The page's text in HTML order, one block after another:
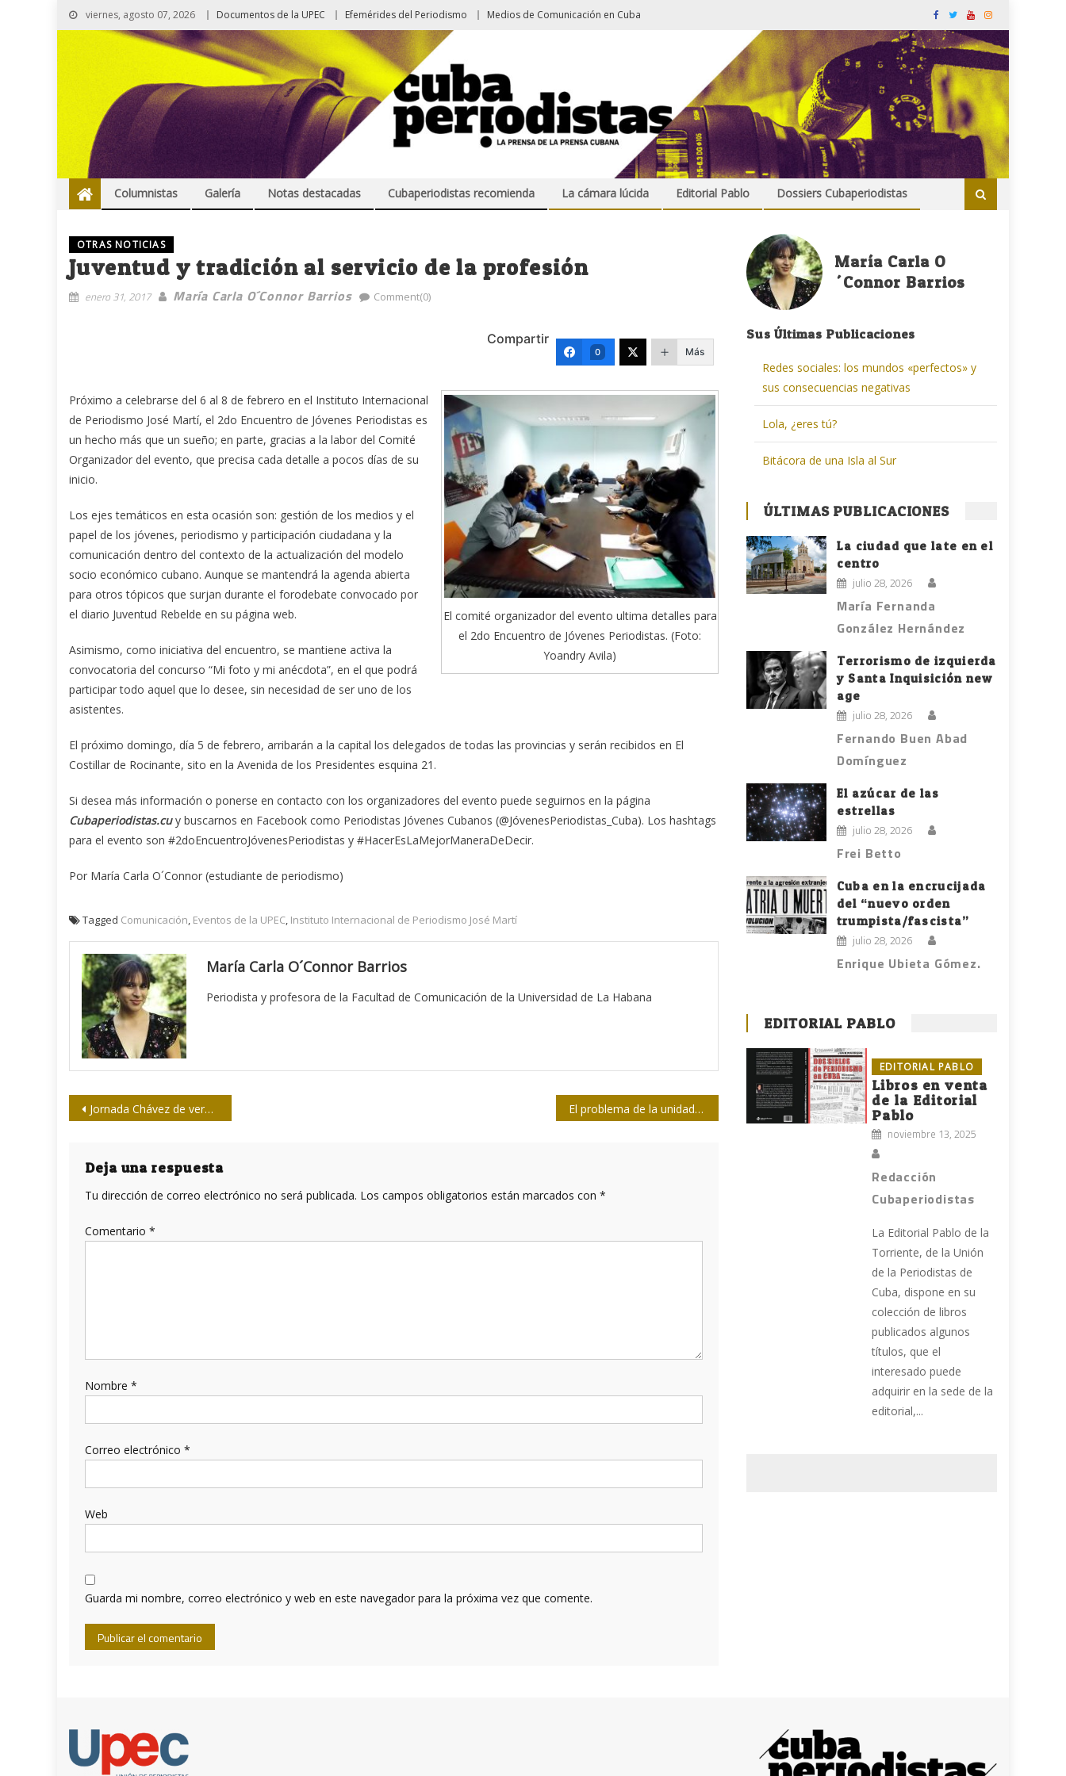
viernes, agosto 07, 2026 Documentos de la UPEC Efemérides del Periodismo Medios de Comunicación en Cuba
Columnistas Galería Notas destacadas Cubaperiodistas recomienda La cámara lúcida Editorial Pablo Dossiers Cubaperiodistas
OTRAS NOTICIAS
Juventud y tradición al servicio de la profesión
enero 31, 2017 María Carla O´Connor Barrios Comment(0)
Compartir
0 Más
El comité organizador del evento ultima detalles para
el 2do Encuentro de Jóvenes Periodistas. (Foto:
Yoandry Avila)
Próximo a celebrarse del 6 al 8 de febrero en el Instituto Internacional
de Periodismo José Martí, el 2do Encuentro de Jóvenes Periodistas es
un hecho más que un sueño; en parte, gracias a la labor del Comité
Organizador del evento, que precisa cada detalle a pocos días de su
inicio.
Los ejes temáticos en esta ocasión son: gestión de los medios y el
papel de los jóvenes, periodismo y participación ciudadana y la
comunicación dentro del contexto de la actualización del modelo
socio económico cubano. Aunque se mantendrá la agenda abierta
para otros tópicos que surjan durante el forodebate convocado por
el diario Juventud Rebelde en su página web.
Asimismo, como iniciativa del encuentro, se mantiene activa la
convocatoria del concurso “Mi foto y mi anécdota”, en el que podrá
participar todo aquel que lo desee, sin necesidad de ser uno de los
asistentes.
El próximo domingo, día 5 de febrero, arribarán a la capital los delegados de todas las provincias y serán recibidos en El
Costillar de Rocinante, sito en la Avenida de los Presidentes esquina 21.
Si desea más información o ponerse en contacto con los organizadores del evento puede seguirnos en la página
Cubaperiodistas.cuy buscarnos en Facebook como Periodistas Jóvenes Cubanos (@JóvenesPeriodistas_Cuba). Los hashtags
para el evento son #2doEncuentroJóvenesPeriodistas y #HacerEsLaMejorManeraDeDecir.
Por María Carla O´Connor (estudiante de periodismo)
Tagged Comunicación, Eventos de la UPEC, Instituto Internacional de Periodismo José Martí
María Carla O´Connor Barrios
Periodista y profesora de la Facultad de Comunicación de la Universidad de La Habana
Navegación
entradas
Jornada Chávez de verdad El problema de la unidad en comunicación emancipadora
Deja una respuesta
Tu dirección de correo electrónico no será publicada. Los campos obligatorios están marcados con *
Comentario *
Nombre *
Correo electrónico *
Web
Guarda mi nombre, correo electrónico y web en este navegador para la próxima vez que comente.
María Carla O
´Connor Barrios
Sus Últimas Publicaciones
Redes sociales: los mundos «perfectos» y
sus consecuencias negativas
Lola, ¿eres tú?
Bitácora de una Isla al Sur
ÚLTIMAS PUBLICACIONES
La ciudad que late en el
centro
julio 28, 2026
María Fernanda
González Hernández
Terrorismo de izquierda
y Santa Inquisición new
age
julio 28, 2026
Fernando Buen Abad
Domínguez
El azúcar de las
estrellas
julio 28, 2026
Frei Betto
Cuba en la encrucijada
del “nuevo orden
trumpista/fascista”
julio 28, 2026
Enrique Ubieta Gómez.
EDITORIAL PABLO
EDITORIAL PABLO
Libros en venta
de la Editorial
Pablo
noviembre 13, 2025
Redacción
Cubaperiodistas
La Editorial Pablo de la
Torriente, de la Unión
de la Periodistas de
Cuba, dispone en su
colección de libros
publicados algunos
títulos, que el
interesado puede
adquirir en la sede de la
editorial,...